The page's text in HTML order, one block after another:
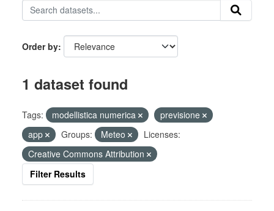
Order by
1 dataset found
Tags: modellistica numerica
previsione
app
Groups: Meteo
Licenses:
Creative Commons Attribution
Filter Results